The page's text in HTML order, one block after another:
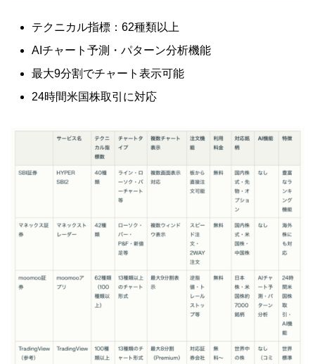
テクニカル指標：62種類以上
AIチャート予測・パターン分析機能
最大9分割でチャート表示可能
24時間米国株取引に対応